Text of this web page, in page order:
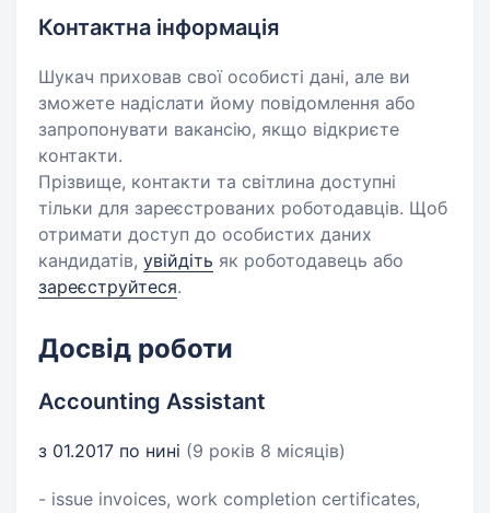
Контактна інформація
Шукач приховав свої особисті дані, але ви
зможете надіслати йому повідомлення або
запропонувати вакансію, якщо відкриєте
контакти.
Прізвище, контакти та світлина доступні
тільки для зареєстрованих роботодавців. Щоб
отримати доступ до особистих даних
кандидатів, увійдіть як роботодавець або
зареєструйтеся.
Досвід роботи
Accounting Assistant
з 01.2017 по нині (9 років 8 місяців)
- issue invoices, work completion certificates,